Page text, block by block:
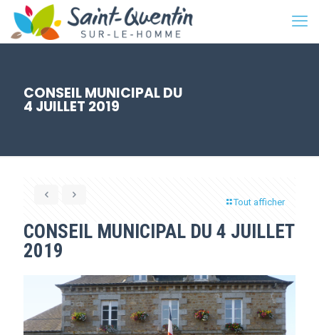
CONSEIL MUNICIPAL DU
4 JUILLET 2019
Tout afficher
CONSEIL MUNICIPAL DU 4 JUILLET
2019